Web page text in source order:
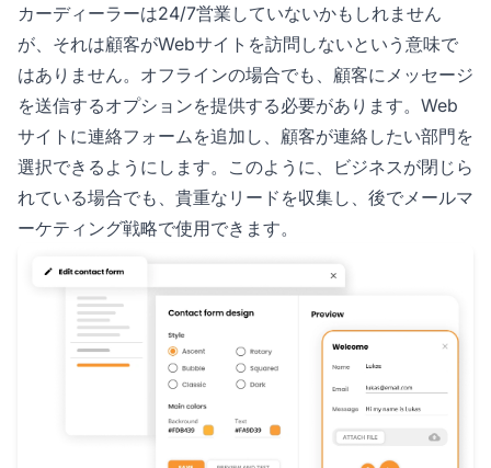
カーディーラーは24/7営業していないかもしれません
が、それは顧客がWebサイトを訪問しないという意味で
はありません。オフラインの場合でも、顧客にメッセージ
を送信するオプションを提供する必要があります。Web
サイトに連絡フォームを追加し、顧客が連絡したい部門を
選択できるようにします。このように、ビジネスが閉じら
れている場合でも、貴重なリードを収集し、後でメールマ
ーケティング戦略で使用できます。